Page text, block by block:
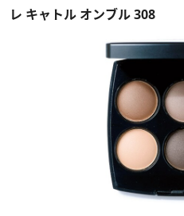
レ キャトル オンブル 308